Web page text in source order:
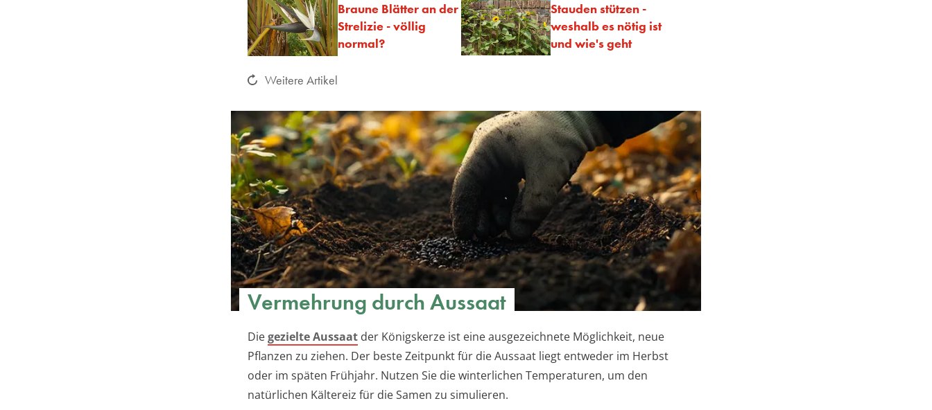
Braune Blätter an der
Strelizie - völlig
normal?
Stauden stützen -
weshalb es nötig ist
und wie's geht
Weitere Artikel
Vermehrung durch Aussaat
Diegezielte Aussaat der Königskerze ist eine ausgezeichnete Möglichkeit, neue
Pflanzen zu ziehen. Der beste Zeitpunkt für die Aussaat liegt entweder im Herbst
oder im späten Frühjahr. Nutzen Sie die winterlichen Temperaturen, um den
natürlichen Kältereiz für die Samen zu simulieren.